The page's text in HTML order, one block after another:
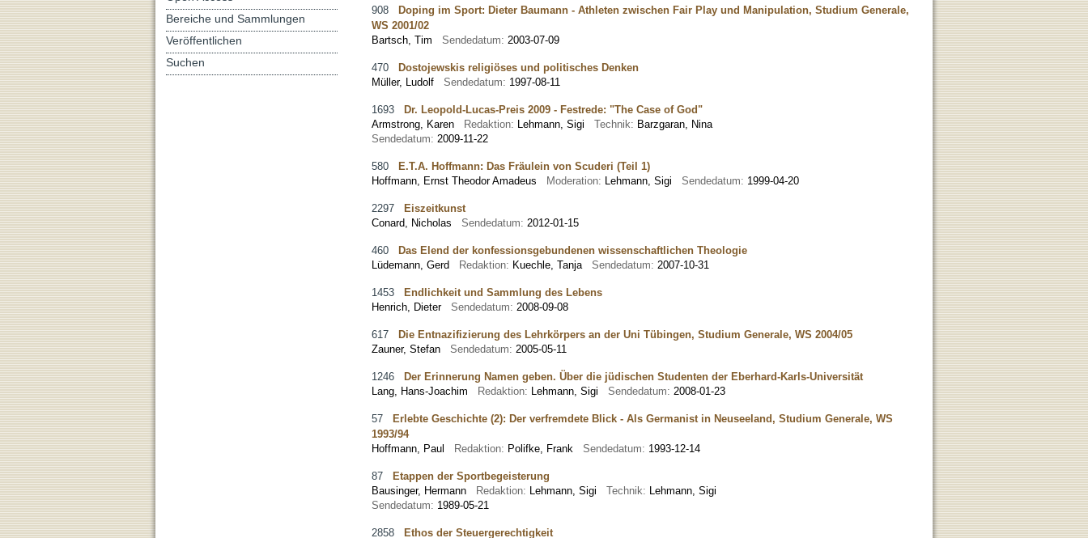
908 Doping im Sport: Dieter Baumann - Athleten zwischen Fair Play und Manipulation, Studium Generale,
WS 2001/02
Bartsch, Tim
Sendedatum: 2003-07-09
470 Dostojewskis religiöses und politisches Denken
Müller, Ludolf
Sendedatum: 1997-08-11
1693 Dr. Leopold-Lucas-Preis 2009 - Festrede: "The Case of God"
Armstrong, Karen
Redaktion: Lehmann, Sigi Technik: Barzgaran, Nina
Sendedatum: 2009-11-22
580 E.T.A. Hoffmann: Das Fräulein von Scuderi (Teil 1)
Hoffmann, Ernst Theodor Amadeus
Moderation: Lehmann, Sigi Sendedatum: 1999-04-20
2297 Eiszeitkunst
Conard, Nicholas
Sendedatum: 2012-01-15
460 Das Elend der konfessionsgebundenen wissenschaftlichen Theologie
Lüdemann, Gerd
Redaktion: Kuechle, Tanja Sendedatum: 2007-10-31
1453 Endlichkeit und Sammlung des Lebens
Henrich, Dieter
Sendedatum: 2008-09-08
617 Die Entnazifizierung des Lehrkörpers an der Uni Tübingen, Studium Generale, WS 2004/05
Zauner, Stefan
Sendedatum: 2005-05-11
1246 Der Erinnerung Namen geben. Über die jüdischen Studenten der Eberhard-Karls-Universität
Lang, Hans-Joachim
Redaktion: Lehmann, Sigi Sendedatum: 2008-01-23
57 Erlebte Geschichte (2): Der verfremdete Blick - Als Germanist in Neuseeland, Studium Generale, WS
1993/94
Hoffmann, Paul
Redaktion: Polifke, Frank Sendedatum: 1993-12-14
87 Etappen der Sportbegeisterung
Bausinger, Hermann
Redaktion: Lehmann, Sigi Technik: Lehmann, Sigi
Sendedatum: 1989-05-21
2858 Ethos der Steuergerechtigkeit
Bereiche und Sammlungen
Veröffentlichen
Suchen